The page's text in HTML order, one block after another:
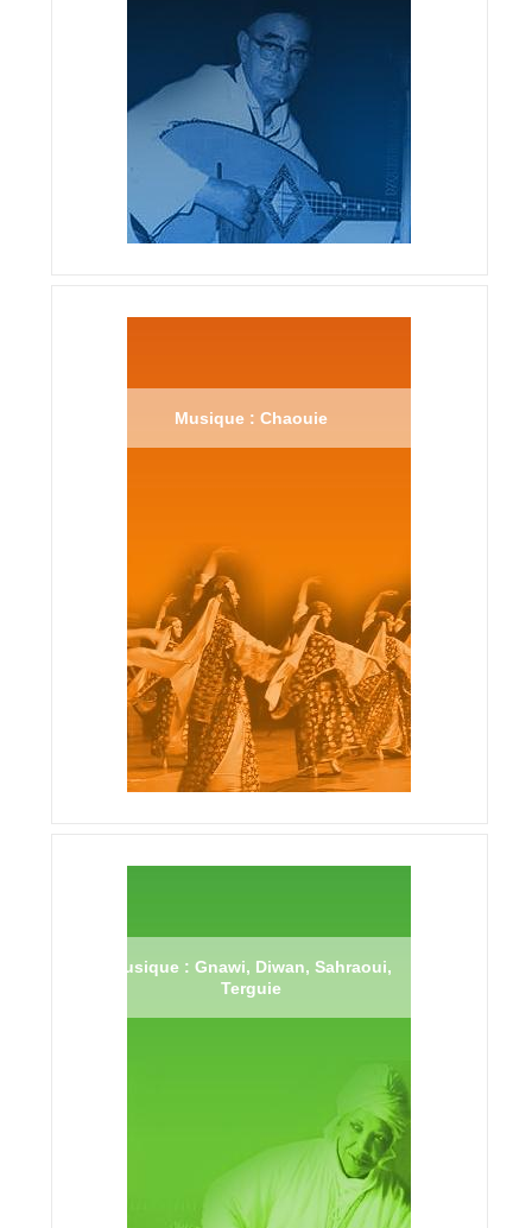
Musique : Chaouie
Musique : Gnawi, Diwan, Sahraoui,
Terguie